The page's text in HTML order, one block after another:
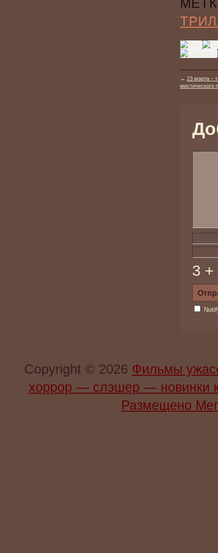
← 23 марта –
мистического
3
Copyright © 2026 Фильмы
хоррор — слэшер —
Размещено